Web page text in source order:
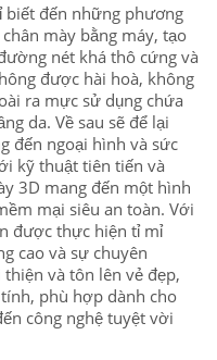
biết đến những phương
mày bằng máy, tạo
nét khá thô cứng và
được hài hoà, không
ra mực sử dụng chứa
da. Về sau sẽ để lại
đến ngoại hình và sức
kỹ thuật tiên tiến và
3D mang đến một hình
mại siêu an toàn. Với
được thực hiện tỉ mỉ
cao và sự chuyên
và tôn lên vẻ đẹp,
phù hợp dành cho
công nghệ tuyệt vời